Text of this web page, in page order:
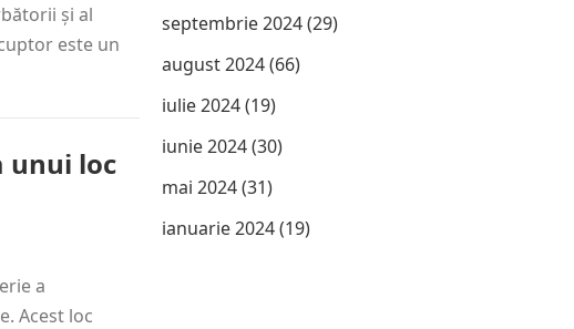
și al
este un
unui loc
a
Acest loc
septembrie 2024(29)
august 2024(66)
iulie 2024(19)
iunie 2024(30)
mai 2024(31)
ianuarie 2024(19)